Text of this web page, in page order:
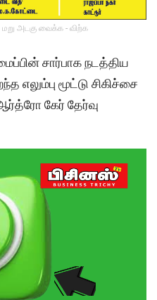
அடகு வைக்க - விற்க
சார்பாக நடத்திய
எலும்பு மூட்டு சிகிச்சை
கேர் தேர்வு